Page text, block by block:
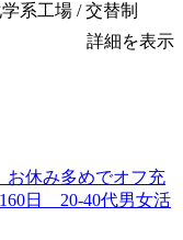
系工場 / 交替制
詳細を表示